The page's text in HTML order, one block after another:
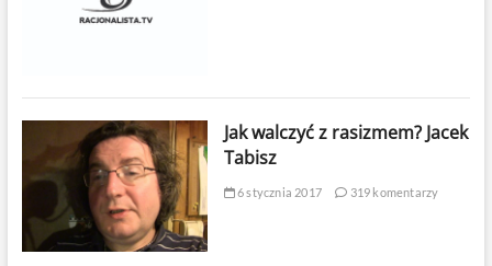
Jak walczyć z rasizmem? Jacek
Tabisz
6 stycznia 2017 319 komentarzy